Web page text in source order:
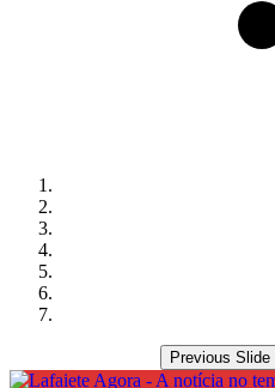
Previous Slide